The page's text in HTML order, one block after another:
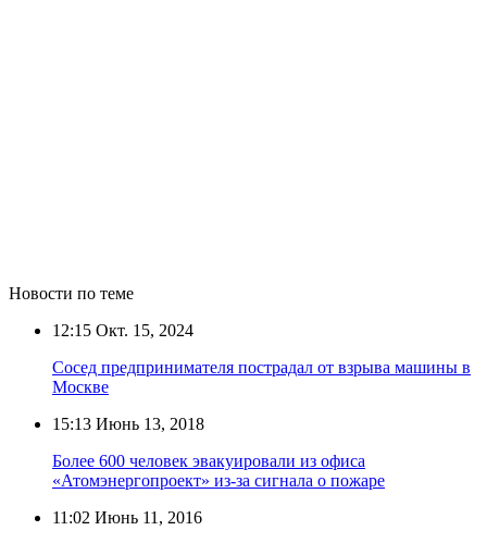
Новости по теме
12:15 Окт. 15, 2024
Сосед предпринимателя пострадал от взрыва машины в
Москве
15:13 Июнь 13, 2018
Более 600 человек эвакуировали из офиса
«Атомэнергопроект» из-за сигнала о пожаре
11:02 Июнь 11, 2016